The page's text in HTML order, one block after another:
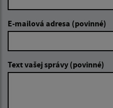
E-mailová adresa (povinné)
Text vašej správy (povinné)